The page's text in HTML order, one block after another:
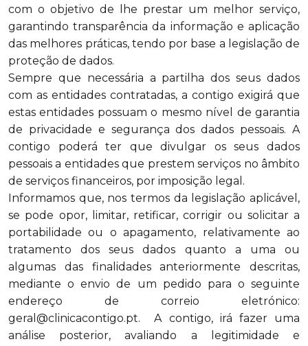
com o objetivo de lhe prestar um melhor serviço,
garantindo transparência da informação e aplicação
das melhores práticas, tendo por base a legislação de
proteção de dados.
Sempre que necessária a partilha dos seus dados
com as entidades contratadas, a contigo exigirá que
estas entidades possuam o mesmo nível de garantia
de privacidade e segurança dos dados pessoais. A
contigo poderá ter que divulgar os seus dados
pessoais a entidades que prestem serviços no âmbito
de serviços financeiros, por imposição legal.
Informamos que, nos termos da legislação aplicável,
se pode opor, limitar, retificar, corrigir ou solicitar a
portabilidade ou o apagamento, relativamente ao
tratamento dos seus dados quanto a uma ou
algumas das finalidades anteriormente descritas,
mediante o envio de um pedido para o seguinte
endereço de correio eletrónico:
geral@clinicacontigo.pt. A contigo, irá fazer uma
análise posterior, avaliando a legitimidade e